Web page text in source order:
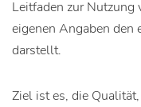
Leitfaden zur Nutzung
eigenen Angaben den
darstellt.
Ziel ist es, die